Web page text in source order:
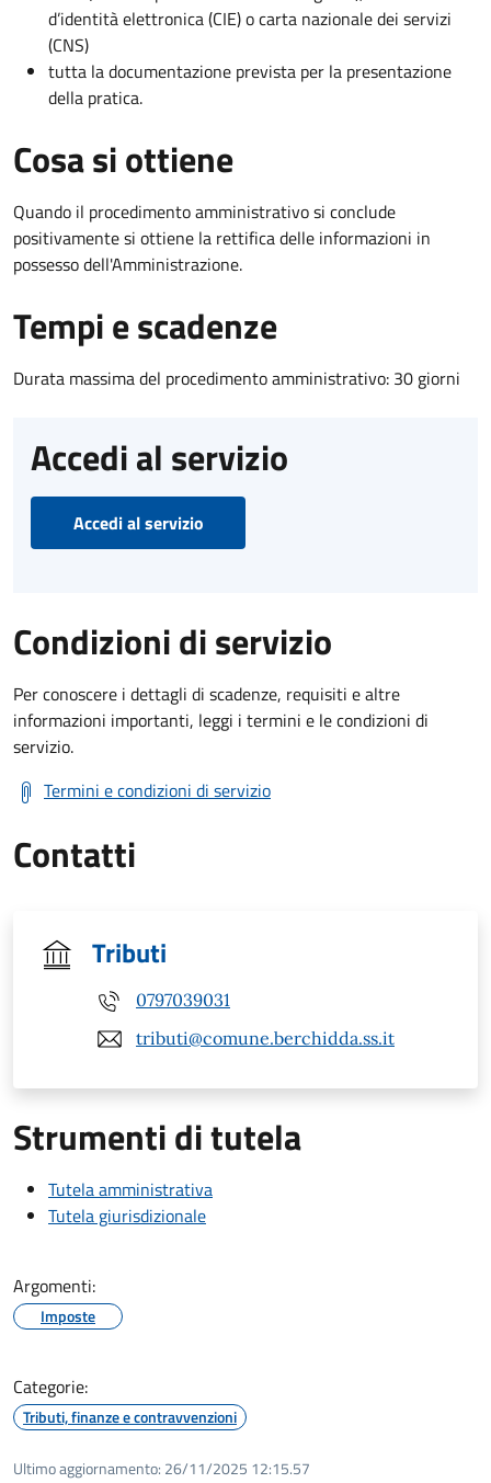
d’identità elettronica (CIE) o carta nazionale dei servizi
(CNS)
tutta la documentazione prevista per la presentazione
della pratica.
Cosa si ottiene
Quando il procedimento amministrativo si conclude
positivamente si ottiene la rettifica delle informazioni in
possesso dell'Amministrazione.
Tempi e scadenze
Durata massima del procedimento amministrativo: 30 giorni
Accedi al servizio
Accedi al servizio
Condizioni di servizio
Per conoscere i dettagli di scadenze, requisiti e altre
informazioni importanti, leggi i termini e le condizioni di
servizio.
Termini e condizioni di servizio
Contatti
Tributi
0797039031
tributi@comune.berchidda.ss.it
Strumenti di tutela
Tutela amministrativa
Tutela giurisdizionale
Argomenti:
Imposte
Categorie:
Tributi, finanze e contravvenzioni
Ultimo aggiornamento: 26/11/2025 12:15.57